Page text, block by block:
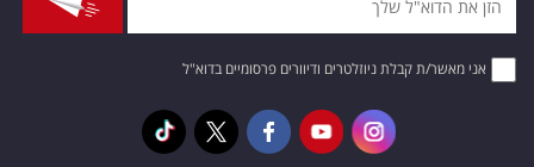
אני מאשר/ת קבלת ניוזלטרים ודיוורים פרסומיים בדוא"ל